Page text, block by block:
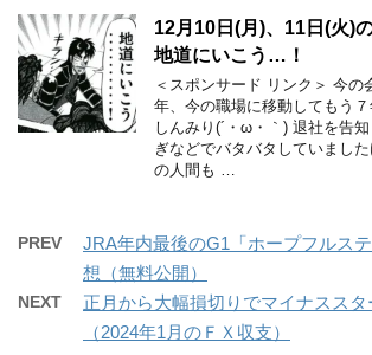
12月10日(月)、11日(火)
地道にいこう…！
＜スポンサード リンク＞ 今の
年、今の職場に移動してもう
しんみり(´・ω・｀) 退社を告
ぎなどでバタバタしていまし
の人間も …
PREV
JRA年内最後のG1「ホープフルス
想（無料公開）
NEXT
正月から大幅損切りでマイナスス
（2024年1月のＦＸ収支）